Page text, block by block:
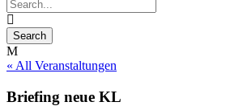
« All Veranstaltungen
Briefing neue KL